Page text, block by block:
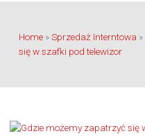
Home »Sprzedaż Interntowa »
się w szafki pod telewizor